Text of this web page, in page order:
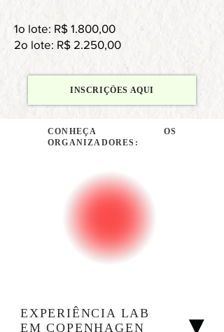
1o lote: R$ 1.800,00
2o lote: R$ 2.250,00
INSCRIÇÕES AQUI
CONHEÇA OS
ORGANIZADORES:
EXPERIÊNCIA LAB
EMCOPENHAGEN